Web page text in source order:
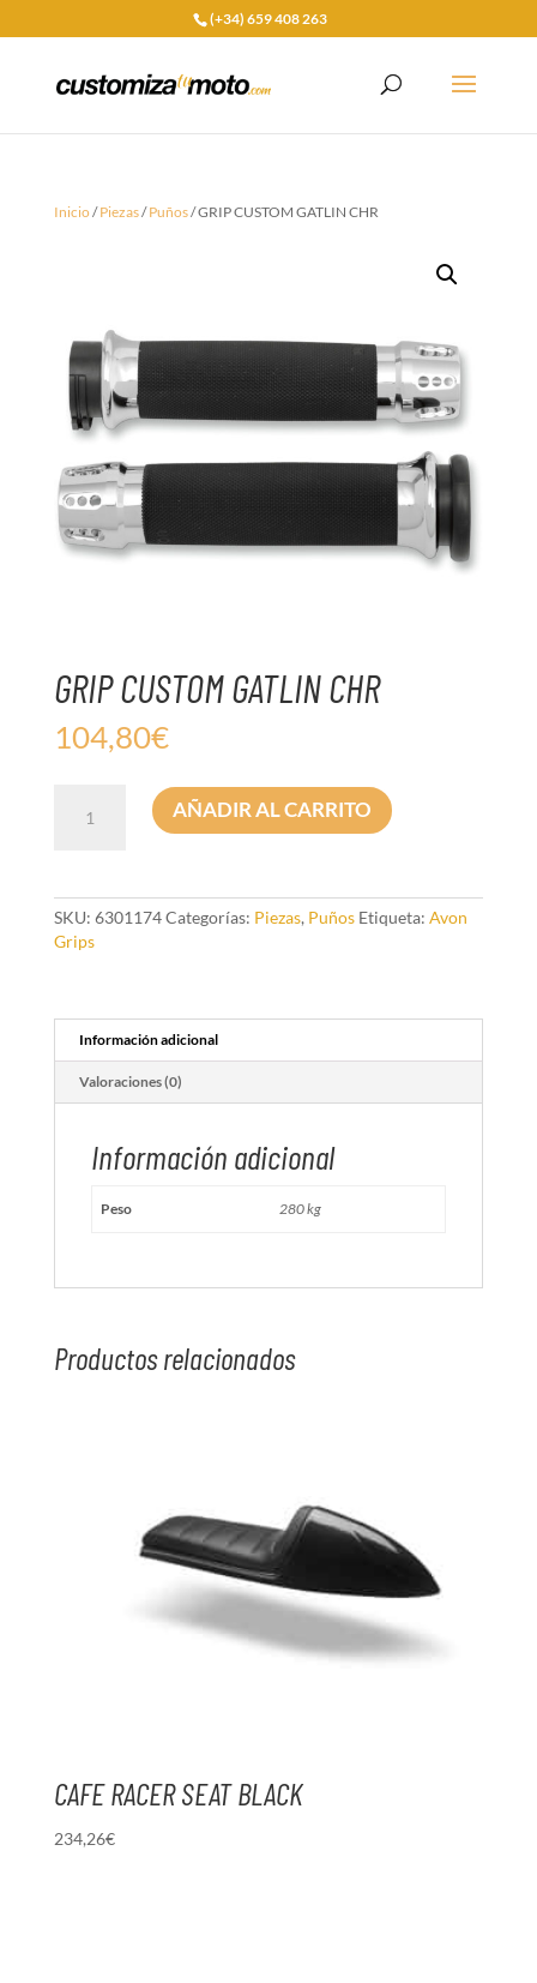
(+34) 659 408 263
Inicio/Piezas/Puños/ GRIP CUSTOM GATLIN CHR
GRIP CUSTOM GATLIN CHR
104,80€
CUSTOM
AÑADIR AL CARRITO
SKU: 6301174Categorías: Piezas, Puños Etiqueta: Avon
Grips
Información adicional
Valoraciones (0)
Información adicional
Peso 280 kg
Productos relacionados
CAFE RACER SEAT BLACK
234,26€